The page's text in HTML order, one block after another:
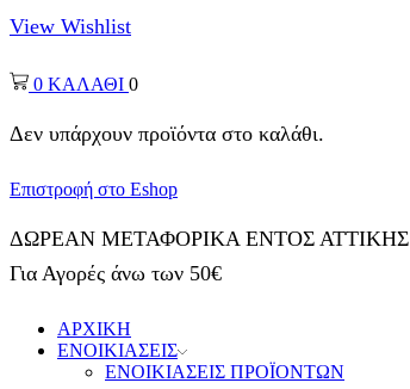
View Wishlist
0 ΚΑΛΑΘΙ 0
Δεν υπάρχουν προϊόντα στο καλάθι.
Επιστροφή στο Eshop
ΔΩΡΕΑΝ ΜΕΤΑΦΟΡΙΚΑ ΕΝΤΟΣ ΑΤΤΙΚΗΣ
Για Αγορές άνω των 50€
ΑΡΧΙΚΗ
ΕΝΟΙΚΙΑΣΕΙΣ
ΕΝΟΙΚΙΑΣΕΙΣ ΠΡΟΪΟΝΤΩΝ